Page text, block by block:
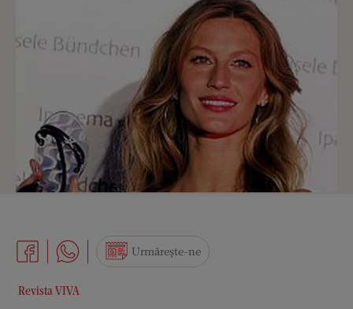
Revista VIVA
Urmărește-ne